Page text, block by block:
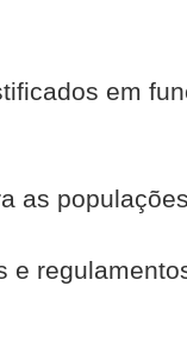
em
as
e